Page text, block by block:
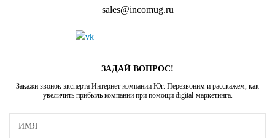
sales@incomug.ru
ЗАДАЙ ВОПРОС!
Закажи звонок эксперта Интернет компании Юг. Перезвоним и расскажем, как
увеличить прибыль компании при помощи digital-маркетинга.